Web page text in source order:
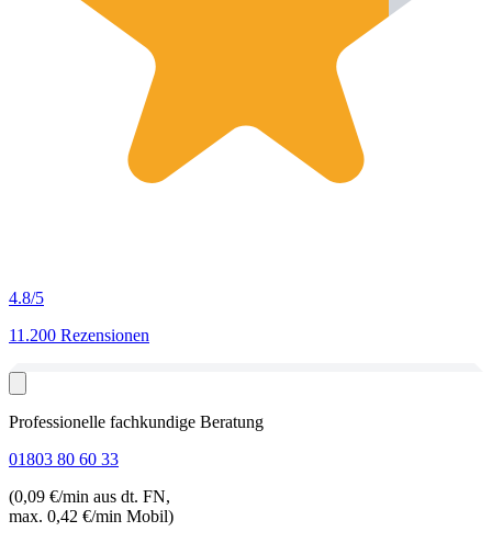
4.8/5
11.200 Rezensionen
Professionelle fachkundige Beratung
01803 80 60 33
(0,09 €/min aus dt. FN,
max. 0,42 €/min Mobil)